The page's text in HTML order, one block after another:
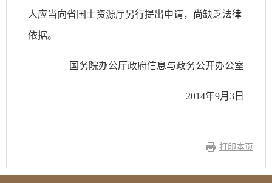
人应当向省国土资源厅另行提出申请，尚缺乏法律
依据。
国务院办公厅政府信息与政务公开办公室
2014年9月3日
打印本页